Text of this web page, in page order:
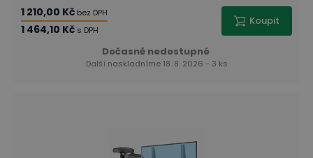
1 210,00 Kč bez DPH
1 464,10 Kč s DPH
Koupit
Dočasně nedostupné
Další naskladníme 18. 8. 2026 - 3 ks